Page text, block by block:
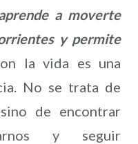
a moverte
y permite
la vida es una
No se trata de
de encontrar
y seguir